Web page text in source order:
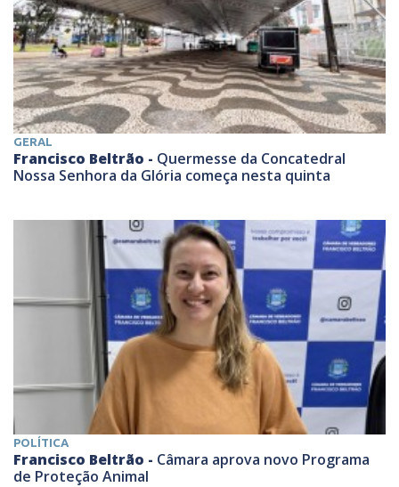
GERAL
Francisco Beltrão - Quermesse da Concatedral
Nossa Senhora da Glória começa nesta quinta
POLÍTICA
Francisco Beltrão - Câmara aprova novo Programa
de Proteção Animal